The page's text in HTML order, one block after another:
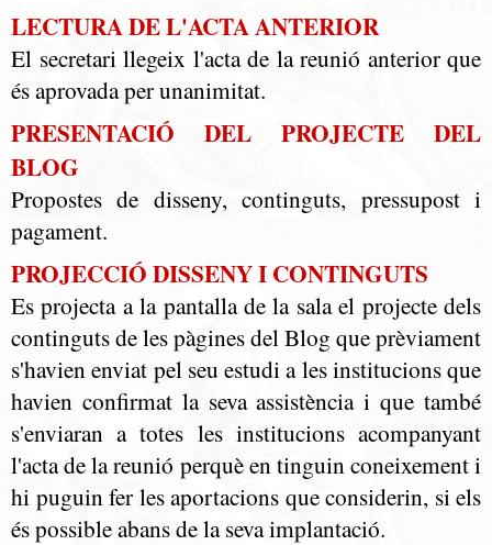
LECTURA DE L'ACTA ANTERIOR
El secretari llegeix l'acta de la reunió anterior que
és aprovada per unanimitat.
PRESENTACIÓ DEL PROJECTE DEL
BLOG
Propostes de disseny, continguts, pressupost i
pagament.
PROJECCIÓ DISSENY I CONTINGUTS
Es projecta a la pantalla de la sala el projecte dels
continguts de les pàgines del Blog que prèviament
s'havien enviat pel seu estudi a les institucions que
havien confirmat la seva assistència i que també
s'enviaran a totes les institucions acompanyant
l'acta de la reunió perquè en tinguin coneixement i
hi puguin fer les aportacions que considerin, si els
és possible abans de la seva implantació.